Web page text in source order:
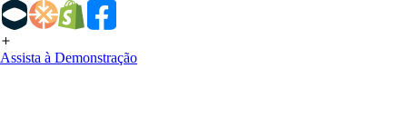
Assista à Demonstração